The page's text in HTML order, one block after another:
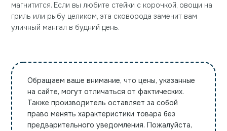
магнитится. Если вы любите стейки с корочкой, овощи на
гриль или рыбу целиком, эта сковорода заменит вам
уличный мангал в будний день.
Обращаем ваше внимание, что цены, указанные
на сайте, могут отличаться от фактических.
Также производитель оставляет за собой
право менять характеристики товара без
предварительного уведомления. Пожалуйста,